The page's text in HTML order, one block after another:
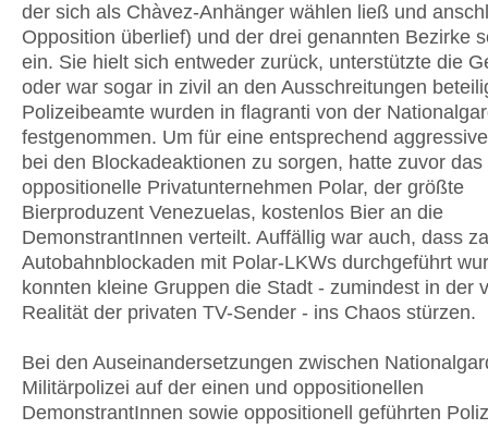
der sich als Chàvez-Anhänger wählen ließ und
Opposition überlief) und der drei genannten Bezirke
ein. Sie hielt sich entweder zurück, unterstützte die
oder war sogar in zivil an den Ausschreitungen
Polizeibeamte wurden in flagranti von der
festgenommen. Um für eine entsprechend
bei den Blockadeaktionen zu sorgen, hatte zuvor das
oppositionelle Privatunternehmen Polar, der größte
Bierproduzent Venezuelas, kostenlos Bier an die
DemonstrantInnen verteilt. Auffällig war auch, dass
Autobahnblockaden mit Polar-LKWs durchgeführt
konnten kleine Gruppen die Stadt - zumindest in der
Realität der privaten TV-Sender - ins Chaos stürzen.
Bei den Auseinandersetzungen zwischen
Militärpolizei auf der einen und oppositionellen
DemonstrantInnen sowie oppositionell geführten